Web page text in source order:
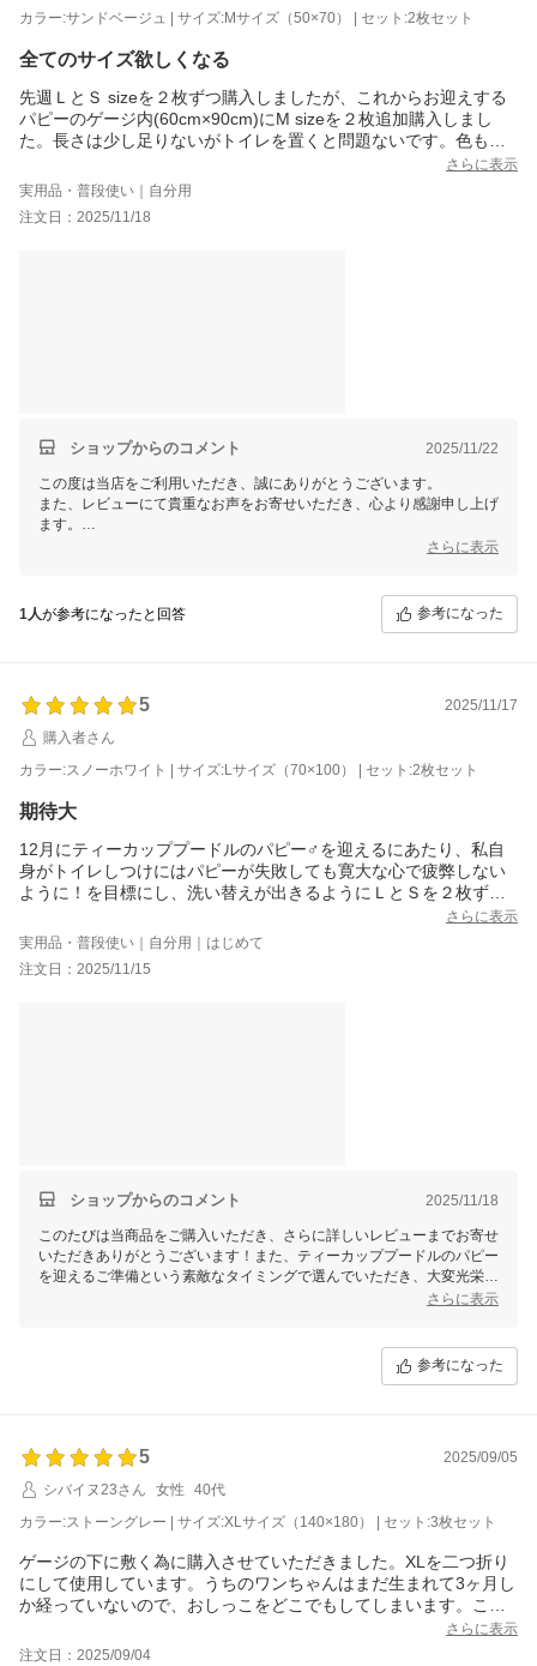
カラー:サンドベージュ | サイズ:Mサイズ（50×70） | セット:2枚セット
全てのサイズ欲しくなる
先週ＬとＳ sizeを２枚ずつ購入しましたが、これからお迎えする
パピーのゲージ内(60cm×90cm)にM sizeを２枚追加購入しまし
た。長さは少し足りないがトイレを置くと問題ないです。色もバ
ッチリ！XLも欲しくなりました。パピーが来てからまた購入する
か考えます♪
さらに表示
実用品・普段使い｜自分用
注文日：2025/11/18
ショップからのコメント 2025/11/22
この度は当店をご利用いただき、誠にありがとうございます。
また、レビューにて貴重なお声をお寄せいただき、心より感謝申し上げ
ます。
今後もより良い商品・サービスをご提供できるよう努めてまいります。
さらに表示
1人が参考になったと回答 参考になった
5
2025/11/17
購入者さん
カラー:スノーホワイト | サイズ:Lサイズ（70×100） | セット:2枚セット
期待大
12月にティーカッププードルのパピー♂を迎えるにあたり、私自
身がトイレしつけにはパピーが失敗しても寛大な心で疲弊しない
ように！を目標にし、洗い替えが出きるようにＬとＳを２枚ずつ
購入しました。さて早速試しにとペットシーツにお水を垂らして
みると、、、水がスーッと！あっ！と言う間に吸収して表面がサ
ラサラでした。コレを使い捨てシーツ(トイレトレーニング)の下に
敷いて置き、オシッコを外したとしてもとっても安心だし、失敗
さらに表示
実用品・普段使い｜自分用｜はじめて
注文日：2025/11/15
ショップからのコメント 2025/11/18
このたびは当商品をご購入いただき、さらに詳しいレビューまでお寄せ
いただきありがとうございます！また、ティーカッププードルのパピー
を迎えるご準備という素敵なタイミングで選んでいただき、大変光栄で
しく思います。「失敗しても洗えば良い」というポジティブな気持ちで
子犬との時間を楽しまれている点に共感し、微笑ましい気持ちになりま
かせください。お客様のお声を参考に、さらなる品質向上に努めてまい
ります。期待を込めての☆5評価にも感謝いたします。パピーとの素敵
な日々をお楽しみください！
さらに表示
参考になった
5
2025/09/05
シバイヌ23さん
女性
40代
カラー:ストーングレー | サイズ:XLサイズ（140×180） | セット:3枚セット
ゲージの下に敷く為に購入させていただきました。XLを二つ折り
にして使用しています。うちのワンちゃんはまだ生まれて3ヶ月し
か経っていないので、おしっこをどこでもしてしまいます。この
シートは吸収力が半端なく良いです。ペットシートを大量に買わ
なくてもよくなりました。
さらに表示
注文日：2025/09/04